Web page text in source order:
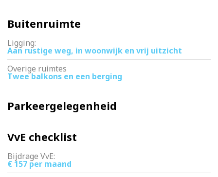
Buitenruimte
Ligging:
Aan rustige weg, in woonwijk en vrij uitzicht
Overige ruimtes
Twee balkons en een berging
Parkeergelegenheid
VvE checklist
Bijdrage VvE:
€ 157 per maand